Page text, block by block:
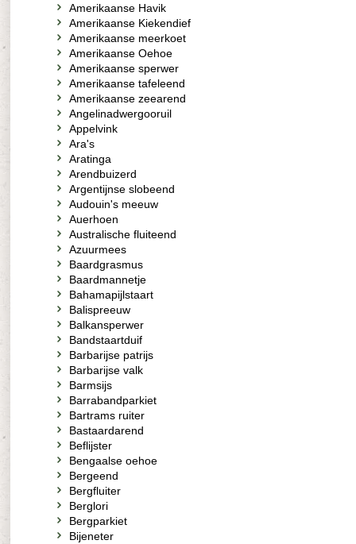
Amerikaanse Havik
Amerikaanse Kiekendief
Amerikaanse meerkoet
Amerikaanse Oehoe
Amerikaanse sperwer
Amerikaanse tafeleend
Amerikaanse zeearend
Angelinadwergooruil
Appelvink
Ara's
Aratinga
Arendbuizerd
Argentijnse slobeend
Audouin's meeuw
Auerhoen
Australische fluiteend
Azuurmees
Baardgrasmus
Baardmannetje
Bahamapijlstaart
Balispreeuw
Balkansperwer
Bandstaartduif
Barbarijse patrijs
Barbarijse valk
Barmsijs
Barrabandparkiet
Bartrams ruiter
Bastaardarend
Beflijster
Bengaalse oehoe
Bergeend
Bergfluiter
Berglori
Bergparkiet
Bijeneter